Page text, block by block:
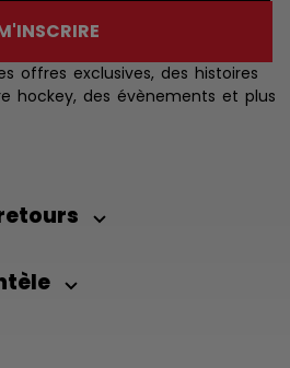
offres exclusives, des histoires
hockey, des évènements et plus